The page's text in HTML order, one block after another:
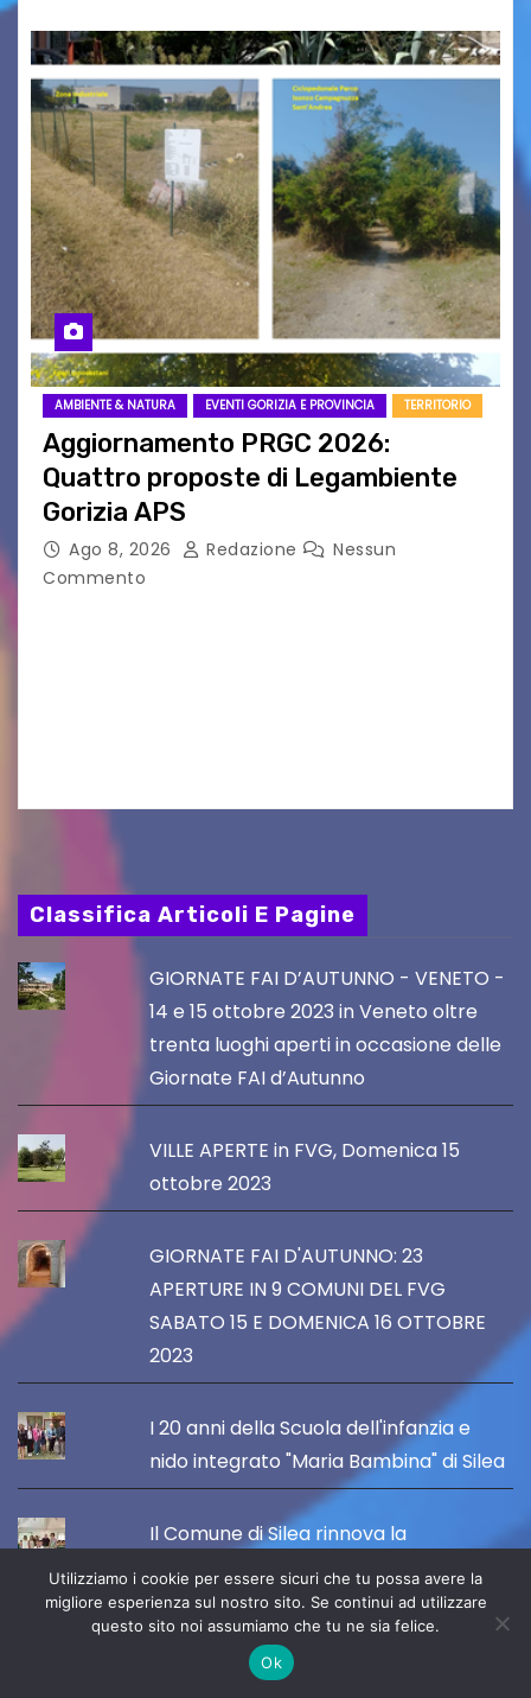
AMBIENTE & NATURA EVENTI GORIZIA E PROVINCIA TERRITORIO
Aggiornamento PRGC 2026:
Quattro proposte di Legambiente
Gorizia APS
Ago 8, 2026 Redazione
Nessun
Commento
Classifica Articoli E Pagine
GIORNATE FAI D’AUTUNNO - VENETO -
14 e 15 ottobre 2023 in Veneto oltre
trenta luoghi aperti in occasione delle
Giornate FAI d’Autunno
VILLE APERTE in FVG, Domenica 15
ottobre 2023
GIORNATE FAI D'AUTUNNO: 23
APERTURE IN 9 COMUNI DEL FVG
SABATO 15 E DOMENICA 16 OTTOBRE
2023
I 20 anni della Scuola dell'infanzia e
nido integrato "Maria Bambina" di Silea
Il Comune di Silea rinnova la
convenzione con le scuole paritarie,
con un contributo annuo di 105 mila
euro
Utilizziamo i cookie per essere sicuri che tu possa avere la
migliore esperienza sul nostro sito. Se continui ad utilizzare
questo sito noi assumiamo che tu ne sia felice.
Ok